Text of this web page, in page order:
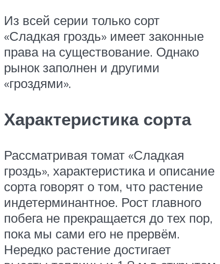
Из всей серии только сорт
«Сладкая гроздь» имеет законные
права на существование. Однако
рынок заполнен и другими
«гроздями».
Характеристика сорта
Рассматривая томат «Сладкая
гроздь», характеристика и описание
сорта говорят о том, что растение
индетерминантное. Рост главного
побега не прекращается до тех пор,
пока мы сами его не прервём.
Нередко растение достигает